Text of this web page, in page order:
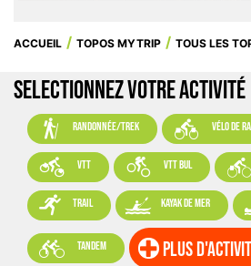
ACCUEIL TOPOS MYTRIP TOUS LES
SELECTIONNEZ VOTRE ACTIVITÉ
 randonnée/trek  vélo de
 VTT  VTT BUL 
 trail  kayak de mer
 tandem plus